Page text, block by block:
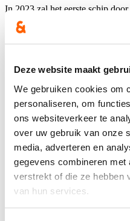
Deze website maakt
We gebruiken cookies om
personaliseren, om
ons websiteverkeer te
over uw gebruik van onze
media, adverteren en
gegevens combineren met
verstrekt of die ze hebben
van hun services.
In 2023 zal het eerste schip
(Nederland) varen. Dankzij de
grotere zeeschepen tot aan de
Gent-Terneuzen.
vandaag echter nog niet aan
volksvertegenwoordiger Stijn
Lydia Peeters (Open Vld).
Hierover verscheen een bericht
volledige persbericht
kan je hier
In de pers
Nieuwe speeltuin in
dit jaar